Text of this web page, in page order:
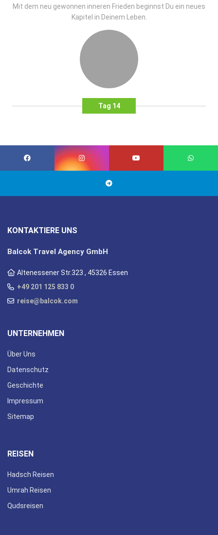
Tag 14
Mit dem neu gewonnen inneren Frieden beginnst Du ein neues
Kapitel in Deinem Leben.
KONTAKTIERE UNS
Balcok Travel Agency GmbH
Altenessener Str.323 , 45326 Essen
+49 201 125 833 0
reise@balcok.com
UNTERNEHMEN
Über Uns
Datenschutz
Geschichte
Impressum
Sitemap
REISEN
Hadsch Reisen
Umrah Reisen
Qudsreisen